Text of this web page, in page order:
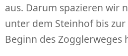
aus. Darum spazieren wir
unter dem Steinhof bis
Beginn des Zogglerweges